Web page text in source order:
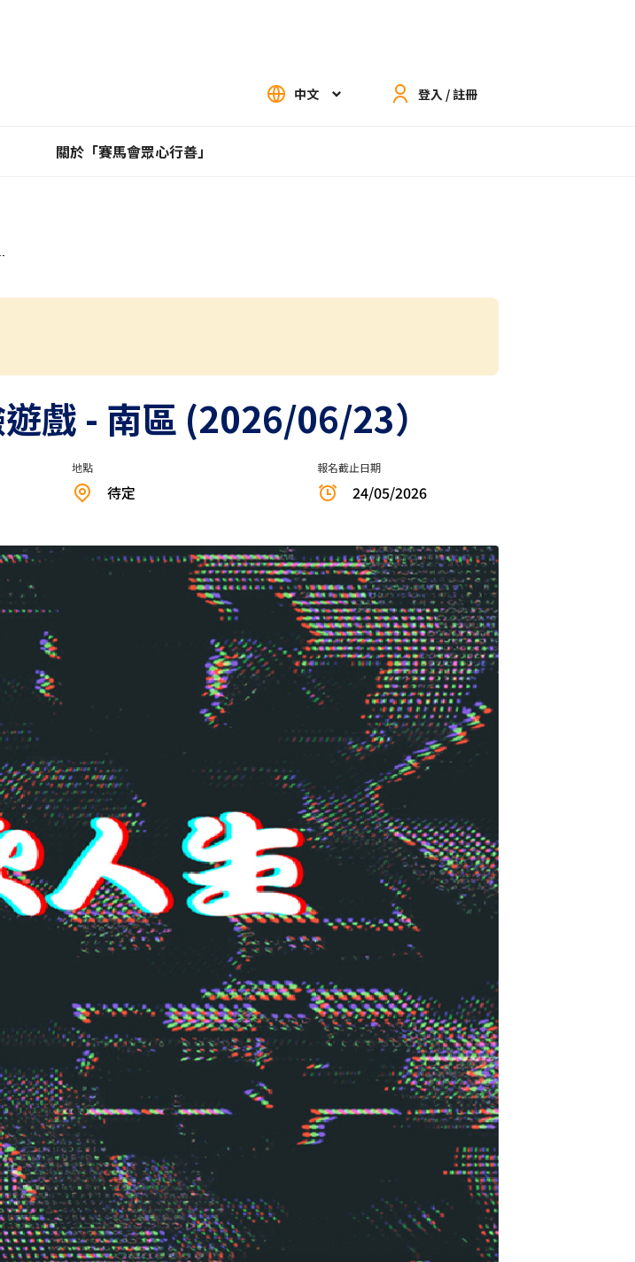
中文 登入 / 註冊
關於「賽馬會眾心行善」
戲 - 南區 (2026/06/23）
地點
待定
報名截止日期
24/05/2026